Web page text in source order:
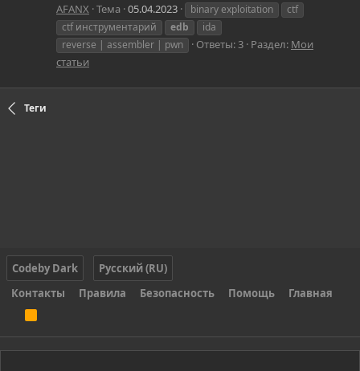
AFANX Тема 05.04.2023 binary exploitation
ctf
ctf инструментарий
edb
ida
reverse | assembler | pwn
Ответы: 3 Раздел: Мои
статьи
Теги
Codeby Dark
Русский (RU)
Контакты
Правила Безопасность Помощь Главная
S